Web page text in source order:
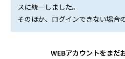
スに統一しました。
そのほか、ログインできない場合
WEBアカウントをまだ